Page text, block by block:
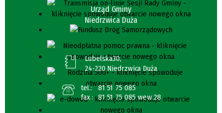
Urząd Gminy
Niedrzwica Duża
Lubelska30,
24-220 Niedrzwica Duża
tel.:
81 51 75 085
fax.:
81 51 75 085 wew.28